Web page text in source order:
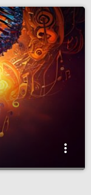
more_vert